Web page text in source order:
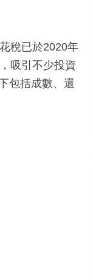
稅已於2020年
吸引不少投資
包括成數、還